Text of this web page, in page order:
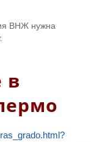
ВНЖ нужна
в